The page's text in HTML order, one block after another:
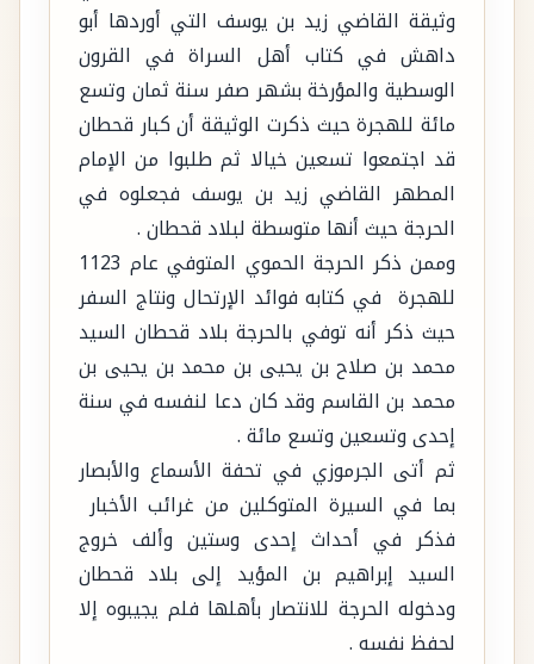
وثيقة القاضي زيد بن يوسف التي أوردها أبو
داهش في كتاب أهل السراة في القرون
الوسطية والمؤرخة بشهر صفر سنة ثمان وتسع
مائة للهجرة حيث ذكرت الوثيقة أن كبار قحطان
قد اجتمعوا تسعين خيالا ثم طلبوا من الإمام
المطهر القاضي زيد بن يوسف فجعلوه في
الحرجة حيث أنها متوسطة لبلاد قحطان .
وممن ذكر الحرجة الحموي المتوفي عام 1123
للهجرة في كتابه فوائد الإرتحال ونتاج السفر
حيث ذكر أنه توفي بالحرجة بلاد قحطان السيد
محمد بن صلاح بن يحيى بن محمد بن يحيى بن
محمد بن القاسم وقد كان دعا لنفسه في سنة
إحدى وتسعين وتسع مائة .
ثم أتى الجرموزي في تحفة الأسماع والأبصار
بما في السيرة المتوكلين من غرائب الأخبار
فذكر في أحداث إحدى وستين وألف خروج
السيد إبراهيم بن المؤيد إلى بلاد قحطان
ودخوله الحرجة للانتصار بأهلها فلم يجيبوه إلا
لحفظ نفسه .